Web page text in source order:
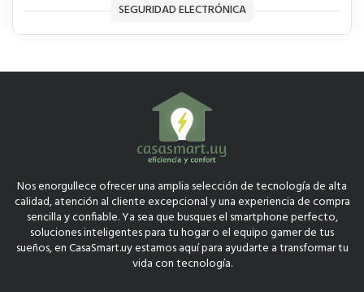
SEGURIDAD ELECTRÓNICA
Nos enorgullece ofrecer una amplia selección de tecnología de alta
calidad, atención al cliente excepcional y una experiencia de compra
sencilla y confiable. Ya sea que busques el smartphone perfecto,
soluciones inteligentes para tu hogar o el equipo gamer de tus
sueños, en CasaSmart.uy estamos aquí para ayudarte a transformar tu
vida con tecnología.